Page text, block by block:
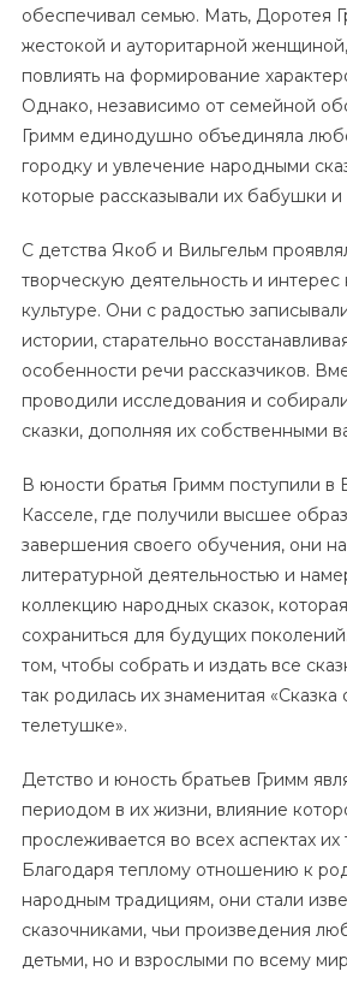
обеспечивал семью. Мать, Доротея
жестокой и ауторитарной
повлиять на формирование
Однако, независимо от семейной
Гримм единодушно объединяла
городку и увлечение народными
которые рассказывали их бабушки
С детства Якоб и Вильгельм
творческую деятельность и
культуре. Они с радостью
истории, старательно
особенности речи рассказчиков.
проводили исследования и
сказки, дополняя их собственными
В юности братья Гримм поступили
Касселе, где получили высшее
завершения своего обучения, они
литературной деятельностью и
коллекцию народных сказок,
сохраниться для будущих
том, чтобы собрать и издать все
так родилась их знаменитая
телетушке».
Детство и юность братьев Гримм
периодом в их жизни, влияние
прослеживается во всех аспектах их
Благодаря теплому отношению к
народным традициям, они стали
сказочниками, чьи произведения
детьми, но и взрослыми по всему